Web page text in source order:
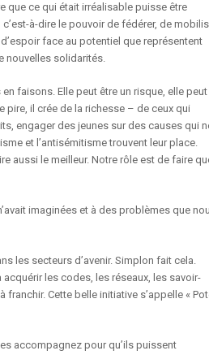
que ce qui était irréalisable puisse être
à-dire le pouvoir de fédérer, de
face au potentiel que représentent
nouvelles solidarités.
faisons. Elle peut être un risque, elle peut
pire, il crée de la richesse – de ceux qui
engager des jeunes sur des causes qui
et l’antisémitisme trouvent leur place.
aussi le meilleur. Notre rôle est de faire
imaginées et à des problèmes que
les secteurs d’avenir. Simplon fait cela.
les codes, les réseaux, les savoir-
Cette belle initiative s’appelle «
accompagnez pour qu’ils puissent